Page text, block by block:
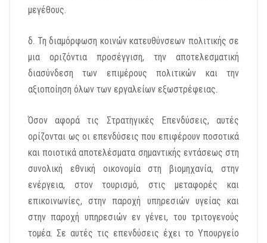
μεγέθους.
δ. Τη διαμόρφωση κοινών κατευθύνσεων πολιτικής σε
μια οριζόντια προσέγγιση, την αποτελεσματική
διασύνδεση των επιμέρους πολιτικών και την
αξιοποίηση όλων των εργαλείων εξωστρέφειας.
Όσον αφορά τις Στρατηγικές Επενδύσεις, αυτές
ορίζονται ως οι επενδύσεις που επιφέρουν ποσοτικά
και ποιοτικά αποτελέσματα σημαντικής εντάσεως στη
συνολική εθνική οικονομία στη βιομηχανία, στην
ενέργεια, στον τουρισμό, στις μεταφορές και
επικοινωνίες, στην παροχή υπηρεσιών υγείας και
στην παροχή υπηρεσιών εν γένει, του τριτογενούς
τομέα. Σε αυτές τις επενδύσεις έχει το Υπουργείο